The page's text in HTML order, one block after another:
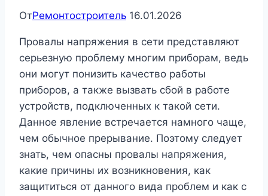
ОтРемонтостроитель 16.01.2026
Провалы напряжения в сети представляют
серьезную проблему многим приборам, ведь
они могут понизить качество работы
приборов, а также вызвать сбой в работе
устройств, подключенных к такой сети.
Данное явление встречается намного чаще,
чем обычное прерывание. Поэтому следует
знать, чем опасны провалы напряжения,
какие причины их возникновения, как
защититься от данного вида проблем и как с